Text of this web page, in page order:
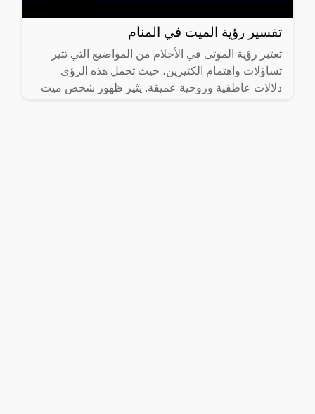
تفسير رؤية الميت في المنام
تعتبر رؤية الموتى في الأحلام من المواضيع التي تثير
تساؤلات واهتمام الكثيرين، حيث تحمل هذه الرؤى
دلالات عاطفية وروحية عميقة. يثير ظهور شخص ميت